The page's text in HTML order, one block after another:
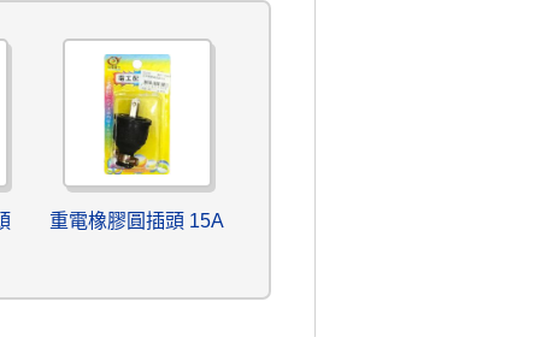
重電橡膠圓插頭 15A